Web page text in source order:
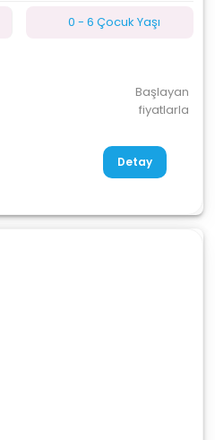
0 - 6 Çocuk Yaşı
Başlayan
fiyatlarla
Detay